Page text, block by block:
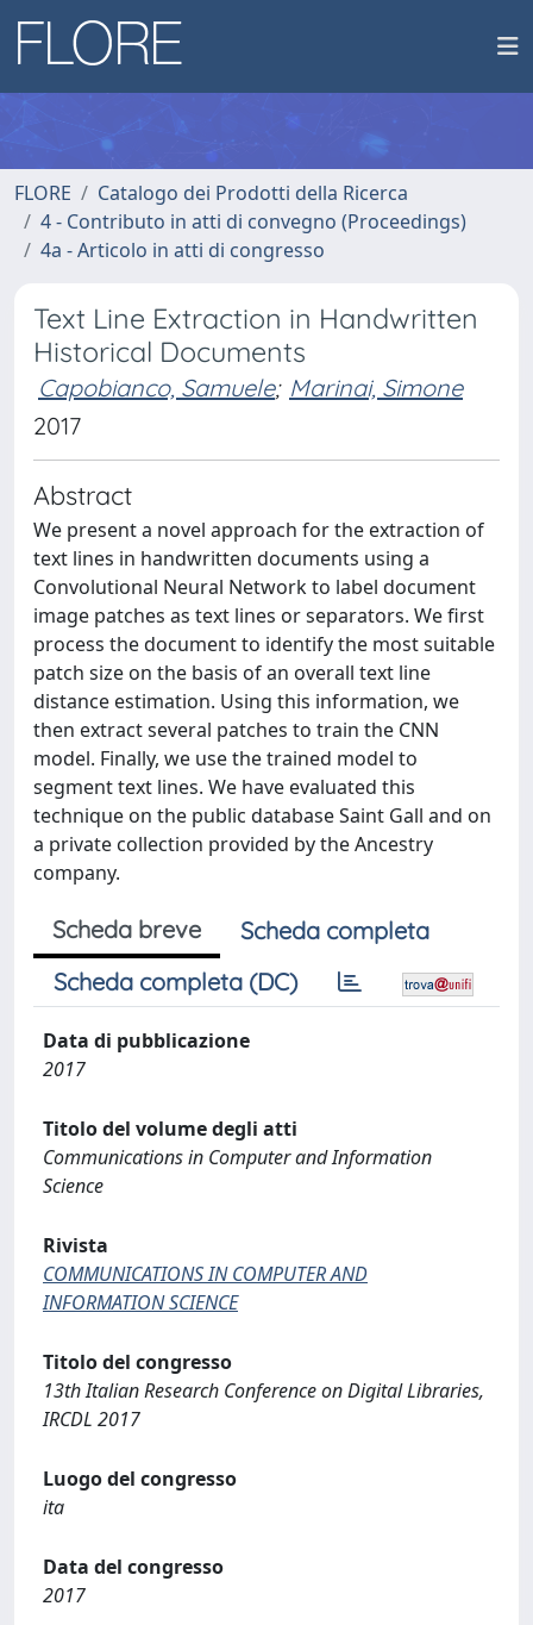
FLORE
Catalogo dei Prodotti della Ricerca
4 - Contributo in atti di convegno (Proceedings)
4a - Articolo in atti di congresso
Text Line Extraction in Handwritten
Historical Documents
Capobianco, Samuele; Marinai, Simone
2017
Abstract
We present a novel approach for the extraction of
text lines in handwritten documents using a
Convolutional Neural Network to label document
image patches as text lines or separators. We first
process the document to identify the most suitable
patch size on the basis of an overall text line
distance estimation. Using this information, we
then extract several patches to train the CNN
model. Finally, we use the trained model to
segment text lines. We have evaluated this
technique on the public database Saint Gall and on
a private collection provided by the Ancestry
company.
Scheda breve
Scheda completa
Scheda completa (DC)
Data di pubblicazione
2017
Titolo del volume degli atti
Communications in Computer and Information
Science
Rivista
COMMUNICATIONS IN COMPUTER AND
INFORMATION SCIENCE
Titolo del congresso
13th Italian Research Conference on Digital Libraries,
IRCDL 2017
Luogo del congresso
ita
Data del congresso
2017